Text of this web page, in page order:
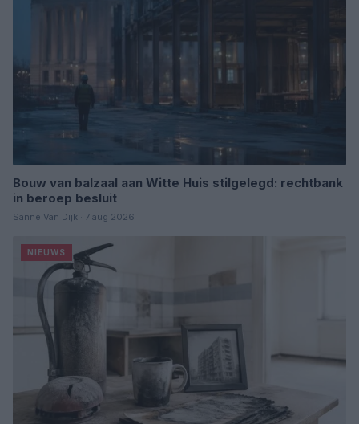
Bouw van balzaal aan Witte Huis stilgelegd: rechtbank
in beroep besluit
Sanne Van Dijk · 7 aug 2026
NIEUWS